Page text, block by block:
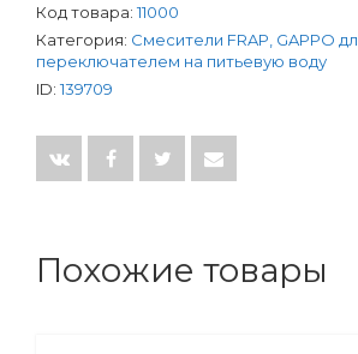
Код товара: 11000
Категория: Смесители FRAP, GAPPO
переключателем на питьевую воду
ID: 139709
Похожие товары